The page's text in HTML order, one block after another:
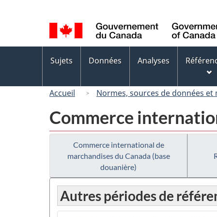
de
la
langue
des
Sujets Données Analyses
Accueil Normes, sources de données et
Commerce
Commerce international de
marchandises du Canada (base
douanière)
Autres périodes de